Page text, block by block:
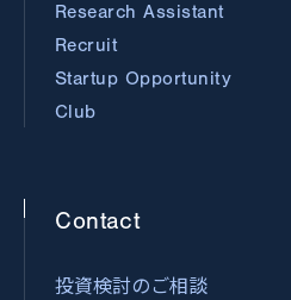
Research Assistant
Recruit
Startup Opportunity
Club
Contact
投資検討のご相談